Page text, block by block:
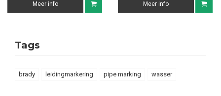
Meer info Meer info
Tags
brady leidingmarkering pipe marking wasser